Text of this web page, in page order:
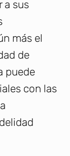
a sus
más el
de
puede
con las